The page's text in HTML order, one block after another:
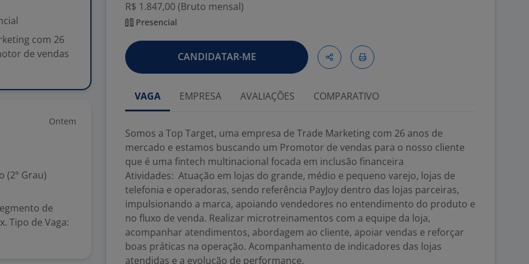
com 26
de vendas
Ontem
(2º Grau)
de
Tipo de Vaga:
R$ 1.847,00 (Bruto mensal)
Presencial
CANDIDATAR-ME
VAGA EMPRESA AVALIAÇÕES COMPARATIVO
Somos a Top Target, uma empresa de Trade Marketing com 26 anos de
mercado e estamos buscando um Promotor de vendas para o nosso cliente
que é uma fintech multinacional focada em inclusão financeira
Atividades: Atuação em lojas do grande, médio e pequeno varejo, lojas de
telefonia e operadoras, sendo referência PayJoy dentro das lojas parceiras,
impulsionando a marca, apoiando vendedores no entendimento do produto e
no fluxo de venda. Realizar microtreinamentos com a equipe da loja,
acompanhar atendimentos, abordagem ao cliente, apoiar vendas e reforçar
boas práticas na operação. Acompanhamento de indicadores das lojas
atendidas e a evolução de performance.